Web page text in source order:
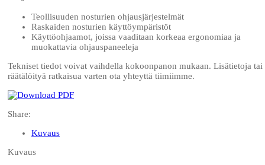
Teollisuuden nosturien ohjausjärjestelmät
Raskaiden nosturien käyttöympäristöt
Käyttöohjaamot, joissa vaaditaan korkeaa ergonomiaa ja
muokattavia ohjauspaneeleja
Tekniset tiedot voivat vaihdella kokoonpanon mukaan. Lisätietoja tai
räätälöityä ratkaisua varten ota yhteyttä tiimiimme.
Share:
Kuvaus
Kuvaus